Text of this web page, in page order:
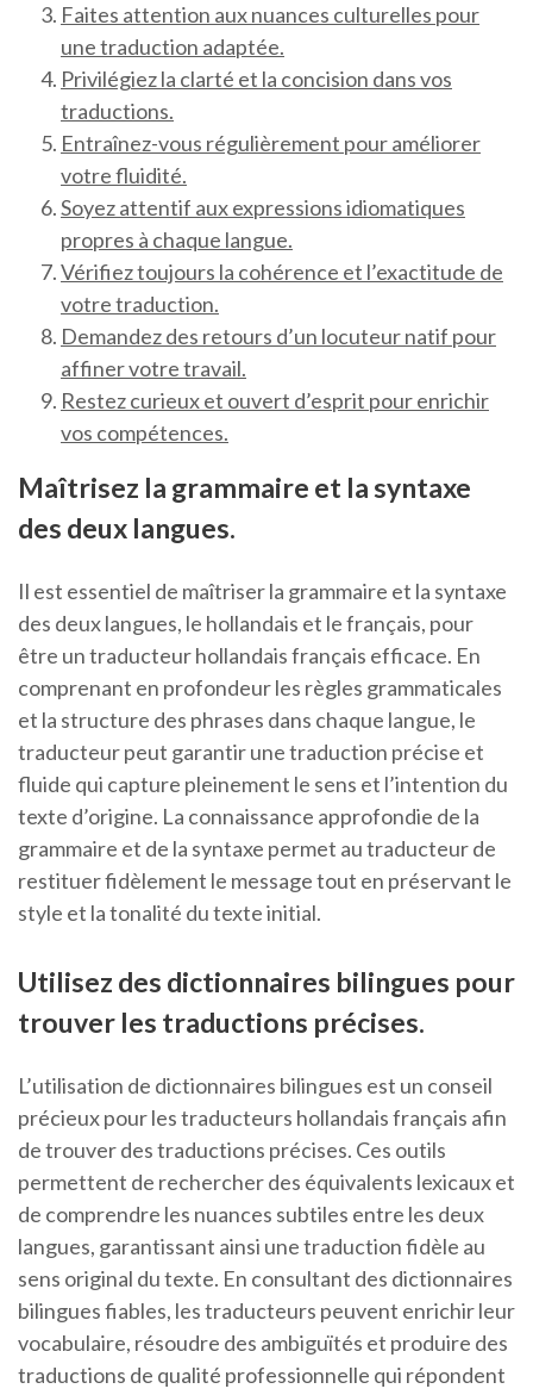
Faites attention aux nuances culturelles pour
une traduction adaptée.
Privilégiez la clarté et la concision dans vos
traductions.
Entraînez-vous régulièrement pour améliorer
votre fluidité.
Soyez attentif aux expressions idiomatiques
propres à chaque langue.
Vérifiez toujours la cohérence et l’exactitude de
votre traduction.
Demandez des retours d’un locuteur natif pour
affiner votre travail.
Restez curieux et ouvert d’esprit pour enrichir
vos compétences.
Maîtrisez la grammaire et la syntaxe
des deux langues.
Il est essentiel de maîtriser la grammaire et la syntaxe
des deux langues, le hollandais et le français, pour
être un traducteur hollandais français efficace. En
comprenant en profondeur les règles grammaticales
et la structure des phrases dans chaque langue, le
traducteur peut garantir une traduction précise et
fluide qui capture pleinement le sens et l’intention du
texte d’origine. La connaissance approfondie de la
grammaire et de la syntaxe permet au traducteur de
restituer fidèlement le message tout en préservant le
style et la tonalité du texte initial.
Utilisez des dictionnaires bilingues pour
trouver les traductions précises.
L’utilisation de dictionnaires bilingues est un conseil
précieux pour les traducteurs hollandais français afin
de trouver des traductions précises. Ces outils
permettent de rechercher des équivalents lexicaux et
de comprendre les nuances subtiles entre les deux
langues, garantissant ainsi une traduction fidèle au
sens original du texte. En consultant des dictionnaires
bilingues fiables, les traducteurs peuvent enrichir leur
vocabulaire, résoudre des ambiguïtés et produire des
traductions de qualité professionnelle qui répondent